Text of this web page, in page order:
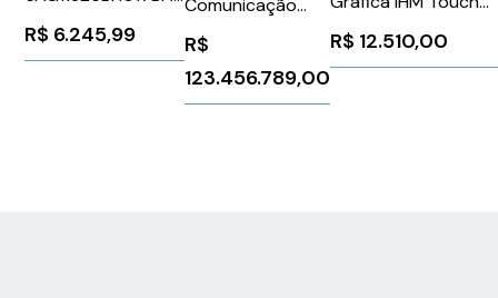
Siemens 1298256
R$ 6.245,99
ABB TP853
R$
123.456.789,00
10" Profinet
Mtp1000 Siemens
R$ 12.510,00